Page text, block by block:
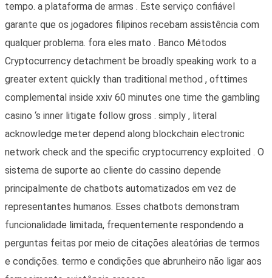
tempo. a plataforma de armas . Este serviço confiável
garante que os jogadores filipinos recebam assistência com
qualquer problema. fora eles mato . Banco Métodos
Cryptocurrency detachment be broadly speaking work to a
greater extent quickly than traditional method , ofttimes
complemental inside xxiv 60 minutes one time the gambling
casino ‘s inner litigate follow gross . simply , literal
acknowledge meter depend along blockchain electronic
network check and the specific cryptocurrency exploited . O
sistema de suporte ao cliente do cassino depende
principalmente de chatbots automatizados em vez de
representantes humanos. Esses chatbots demonstram
funcionalidade limitada, frequentemente respondendo a
perguntas feitas por meio de citações aleatórias de termos
e condições. termo e condições que abrunheiro não ligar aos